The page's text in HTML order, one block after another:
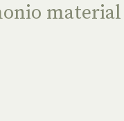
material